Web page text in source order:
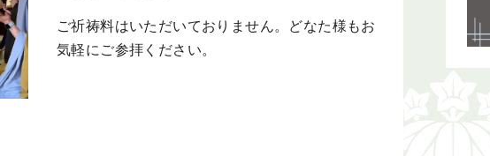
ご祈祷料はいただいておりません。どなた様もお
気軽にご参拝ください。